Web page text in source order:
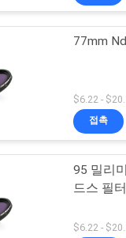
77mm
$6.22 -
접촉
95 밀리
드스 필터
$6.22 -